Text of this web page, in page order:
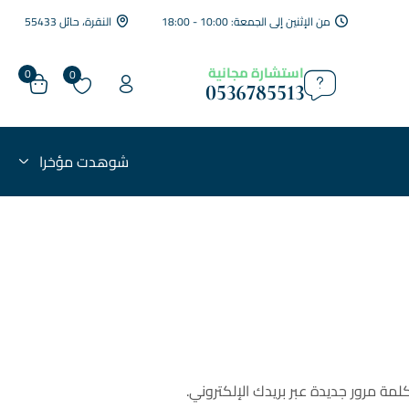
من الإثنين إلى الجمعة: 10:00 - 18:00 النقرة، حائل 55433
استشارة مجانية
0536785513
0
0
شوهدت مؤخرا
مرور جديدة عبر بريدك الإلكتروني.